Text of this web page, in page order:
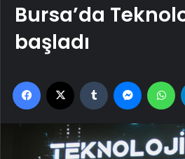
Bursa’da
başladı
Facebook Tumblr